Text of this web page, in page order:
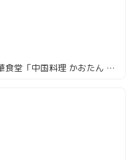
また来ちゃった！赤坂の中華食堂「中国料理 かおたん 赤坂店」